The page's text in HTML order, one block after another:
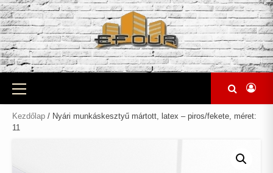
Skip
to
content
Primary
Menu
Kezdőlap / Nyári munkáskesztyű mártott, latex – piros/fekete, méret:
11